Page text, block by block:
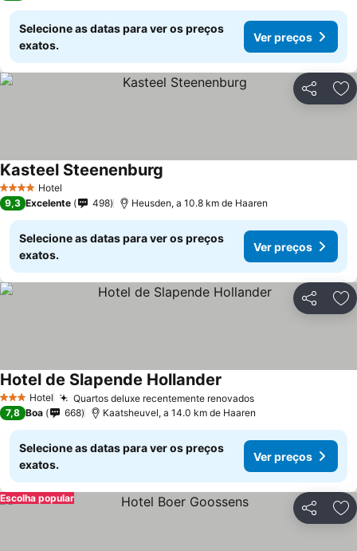
Selecione as datas para ver os preços
exatos.
Ver preços
Partilhar
4 EstrelasHotel
Kasteel Steenenburg
9,3 Excelente 498 Heusden, a 10.8 km de Haaren
Selecione as datas para ver os preços
exatos.
Ver preços
Partilhar
3 EstrelasHotel Quartos deluxe recentemente renovados
Hotel de Slapende Hollander
7,8 Boa 668 Kaatsheuvel, a 14.0 km de Haaren
Selecione as datas para ver os preços
exatos.
Ver preços
Partilhar
Escolha popular